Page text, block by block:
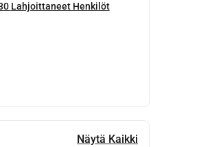
Lahjoittaneet Henkilöt
Näytä Kaikki